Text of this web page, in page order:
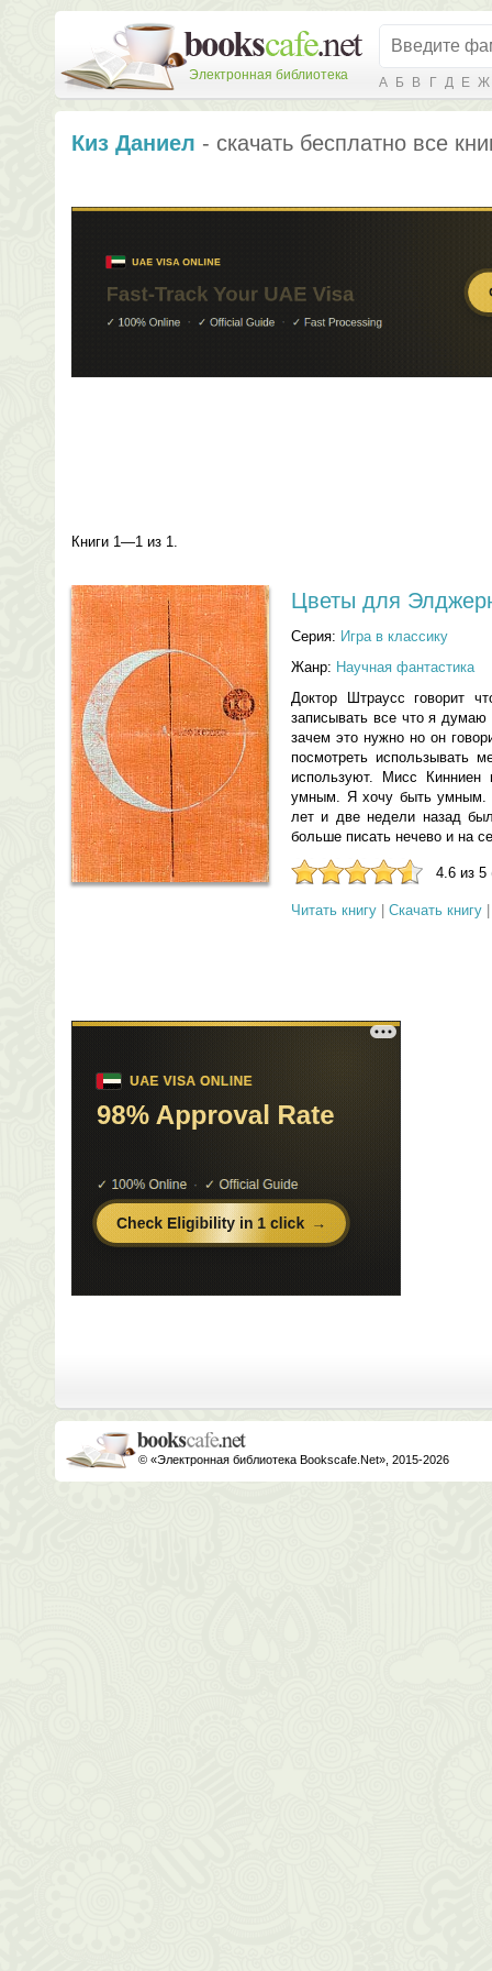
Электронная библиотека А Б В Г Д Е Ж
Киз Даниел - скачать бесплатно все
Книги 1—1 из 1.
Цветы для
Серия: Игра в классику
Жанр: Научная фантастика
Доктор Штраусс говорит
записывать все что я
зачем это нужно но он
посмотреть использывать
используют. Мисс Кинниен
умным. Я хочу быть умным.
лет и две недели назад
больше писать нечево и на
4.6 из 5
Читать книгу Скачать книгу
© «Электронная библиотека Bookscafe.Net», 2015-2026